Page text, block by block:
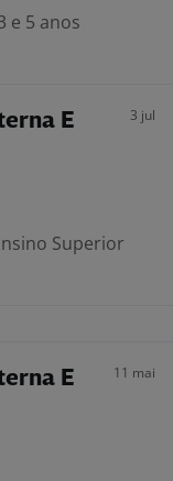
e 5 anos
E
3 jul
Superior
E
11 mai